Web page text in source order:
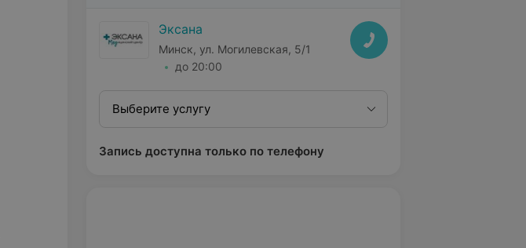
Эксана
Минск, ул. Могилевская, 5/1
до 20:00
Выберите услугу
Запись доступна только по телефону